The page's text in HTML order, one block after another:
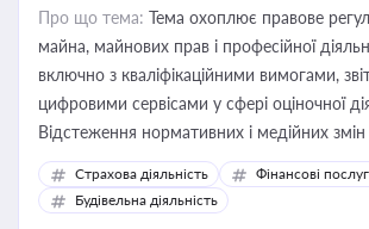
Про що тема: Тема охоплює правове
майна, майнових прав і професійної
включно з кваліфікаційними вимогами,
цифровими сервісами у сфері оціночної
Відстеження нормативних і медійних змін
корисне для власника бізнесу, керівника,
бухгалтера під час оподаткування,
державного майна, корпоративних угод і
Страхова діяльність
Фінансові
Будівельна діяльність